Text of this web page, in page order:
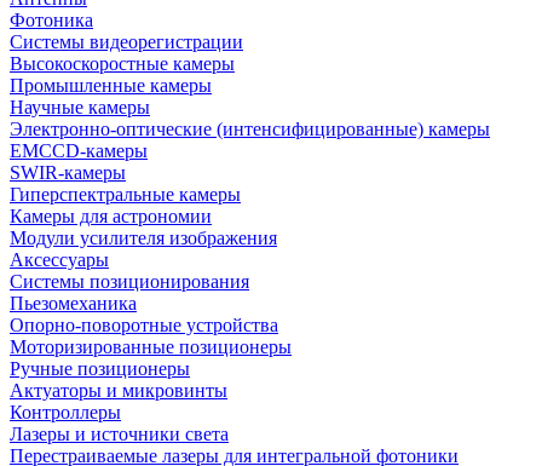
Фотоника
Cистемы видеорегистрации
Высокоскоростные камеры
Промышленные камеры
Научные камеры
Электронно-оптические (интенсифицированные) камеры
EMCCD-камеры
SWIR-камеры
Гиперспектральные камеры
Камеры для астрономии
Модули усилителя изображения
Аксессуары
Системы позиционирования
Пьезомеханика
Опорно-поворотные устройства
Моторизированные позиционеры
Ручные позиционеры
Актуаторы и микровинты
Контроллеры
Лазеры и источники света
Перестраиваемые лазеры для интегральной фотоники